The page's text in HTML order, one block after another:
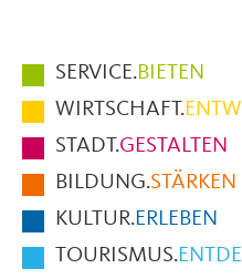
Hauptmenüpunkte
im
Fußbereich
der
Seite
SERVICE.BIETEN
WIRTSCHAFT.
STADT.GESTALTEN
BILDUNG.STÄRKEN
KULTUR.ERLEBEN
TOURISMUS.